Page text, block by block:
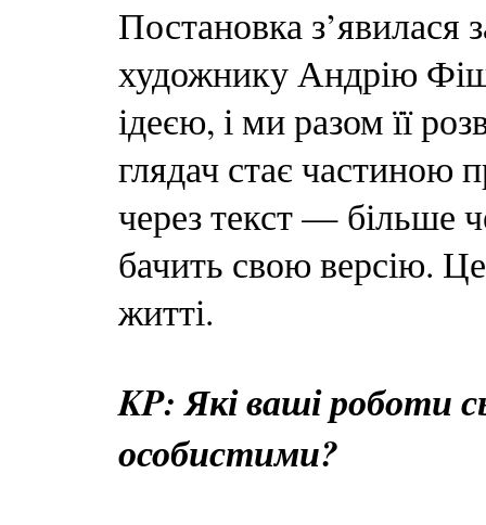
Постановка з’явилася
художнику Андрію
ідеєю, і ми разом її
глядач стає
через текст — більше
бачить свою версію.
житті.
KP: Які ваші роботи
особистими?